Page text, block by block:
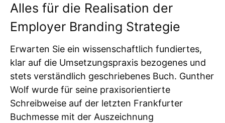
Alles für die Realisation der
Employer Branding Strategie
Erwarten Sie ein wissenschaftlich fundiertes,
klar auf die Umsetzungspraxis bezogenes und
stets verständlich geschriebenes Buch. Gunther
Wolf wurde für seine praxisorientierte
Schreibweise auf der letzten Frankfurter
Buchmesse mit der Auszeichnung